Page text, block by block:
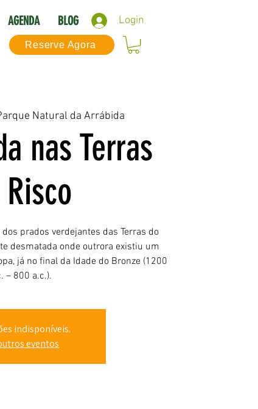
Login
AGENDA BLOG
Reserve Agora
Natural da Arrábida
nas Terras
prados verdejantes das Terras do
desmatada onde outrora existiu um
já no final da Idade do Bronze (1200
– 800 a.c.).
indisponíveis.
eventos